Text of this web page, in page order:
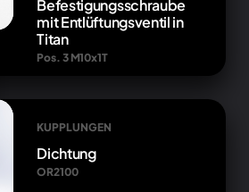
Befestigungsschraube
mit Entlüftungsventil in
Titan
Pos. 3 M10x1T
KUPPLUNGEN
Dichtung
OR2100